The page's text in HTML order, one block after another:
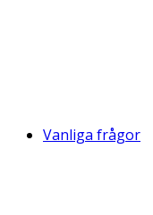
Vanliga frågor